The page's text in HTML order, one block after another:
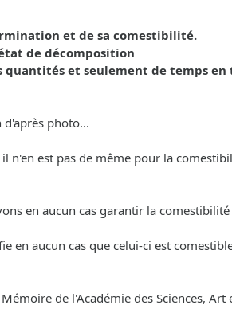
et de sa comestibilité.
état de décomposition
quantités et seulement de temps
photo...
est pas de même pour la
en aucun cas garantir la
en aucun cas que celui-ci est
de l'Académie des Sciences,